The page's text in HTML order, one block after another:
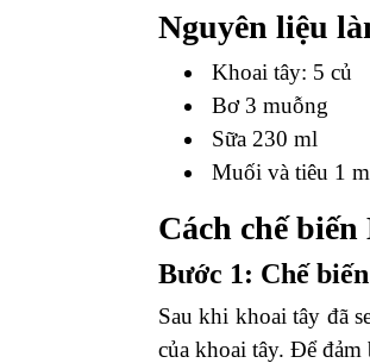
Nguyên liệu
Khoai tây: 5 củ
Bơ 3 muỗng
Sữa 230 ml
Muối và tiêu 1
Cách chế
Bước 1: Chế
Sau khi khoai tây đã
của khoai tây. Để đảm